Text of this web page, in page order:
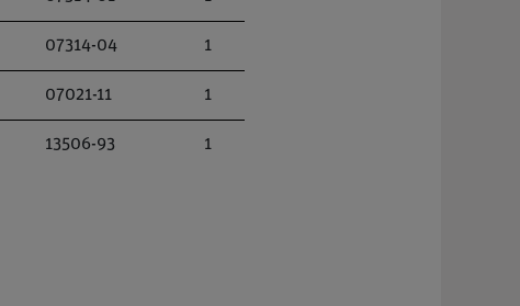
07314-04 1
07021-11 1
13506-93 1